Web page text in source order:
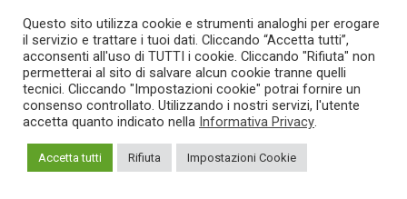
persone: la questione del reddito sociale o reddito
di cittadinanza ha mobilitato gran parte del
movimento autorganizzato e antagonista e fatto
“irruzione” nella agenda politica di quasi tutti
partiti del centro sinistra.
l’intero movimento che, con forme e pratiche
diverse, si batte contro il carovita e
Questo sito utilizza cookie e strumenti analoghi per erogare
il servizio e trattare i tuoi dati. Cliccando “Accetta tutti”,
acconsenti all'uso di TUTTI i cookie. Cliccando "Rifiuta" non
permetterai al sito di salvare alcun cookie tranne quelli
tecnici. Cliccando "Impostazioni cookie" potrai fornire un
consenso controllato. Utilizzando i nostri servizi, l'utente
accetta quanto indicato nella Informativa Privacy.
Accetta tutti Rifiuta Impostazioni Cookie